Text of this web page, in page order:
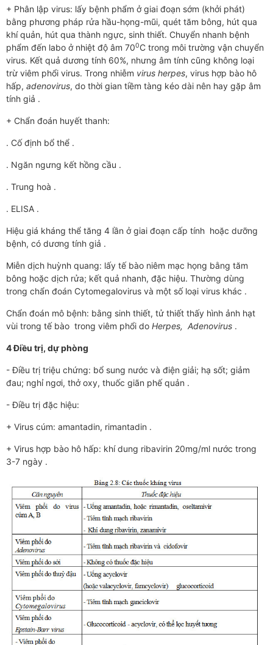
+ Phân lập virus: lấy bệnh phẩm ở giai đoạn sớm (khởi phát)
bằng phương pháp rửa hầu-họng-mũi, quét tăm bông, hút qua
khí quản, hút qua thành ngực, sinh thiết. Chuyển nhanh bệnh
phẩm đến labo ở nhiệt độ âm 700C trong môi trường vận chuyển
virus. Kết quả dương tính 60%, nhưng âm tính cũng không loại
trừ viêm phổi virus. Trong nhiễm virus herpes, virus hợp bào hô
hấp, adenovirus, do thời gian tiềm tàng kéo dài nên hay gặp âm
tính giả .
+ Chẩn đoán huyết thanh:
. Cố định bổ thể .
. Ngăn ngưng kết hồng cầu .
. Trung hoà .
. ELISA .
Hiệu giá kháng thể tăng 4 lần ở giai đoạn cấp tính hoặc dưỡng
bệnh, có dương tính giả .
Miễn dịch huỳnh quang: lấy tế bào niêm mạc họng bằng tăm
bông hoặc dịch rửa; kết quả nhanh, đặc hiệu. Thường dùng
trong chẩn đoán Cytomegalovirus và một số loại virus khác .
Chẩn đoán mô bệnh: bằng sinh thiết, tử thiết thấy hình ảnh hạt
vùi trong tế bào trong viêm phổi do Herpes, Adenovirus .
4 Điều trị, dự phòng
- Điều trị triệu chứng: bổ sung nước và điện giải; hạ sốt; giảm
đau; nghỉ ngơi, thở oxy, thuốc giãn phế quản .
- Điều trị đặc hiệu:
+ Virus cúm: amantadin, rimantadin .
+ Virus hợp bào hô hấp: khí dung ribavirin 20mg/ml nước trong
3-7 ngày .